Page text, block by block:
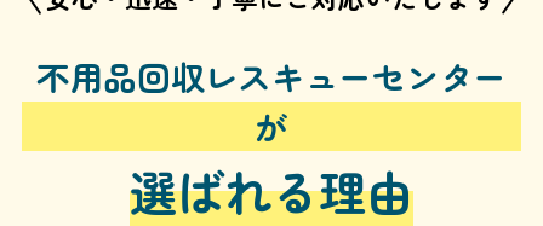
不用品回収レスキューセンター
が
選ばれる理由